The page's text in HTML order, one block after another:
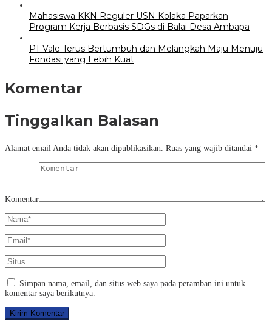
Mahasiswa KKN Reguler USN Kolaka Paparkan
Program Kerja Berbasis SDGs di Balai Desa Ambapa
PT Vale Terus Bertumbuh dan Melangkah Maju Menuju
Fondasi yang Lebih Kuat
Komentar
Tinggalkan Balasan
Alamat email Anda tidak akan dipublikasikan. Ruas yang wajib ditandai *
Komentar
Simpan nama, email, dan situs web saya pada peramban ini untuk
komentar saya berikutnya.